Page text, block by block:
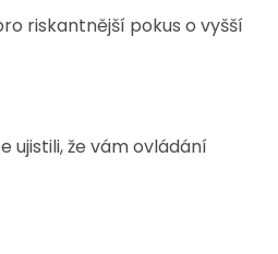
riskantnější pokus o vyšší
ujistili, že vám ovládání